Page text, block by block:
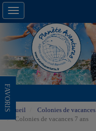
Toggle
navigation
FAVORIS
Accueil Colonies de vacances
Colonies de vacances 7 ans